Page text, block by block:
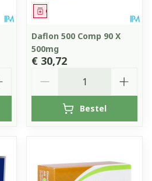
Geneesmiddel
Daflon 500 Comp 90 X
500mg
€ 30,72
Bestel